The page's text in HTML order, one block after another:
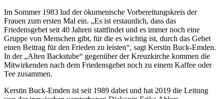
Im Sommer 1983 lud der ökumenische Vorbereitungskreis der
Frauen zum ersten Mal ein. „Es ist erstaunlich, dass das
Friedensgebet seit 40 Jahren stattfindet und es immer noch eine
Gruppe von Menschen gibt, für die es wichtig ist, durch das Gebet
einen Beitrag für den Frieden zu leisten“, sagt Kerstin Buck-Emden.
In der „Alten Backstube“ gegenüber der Kreuzkirche kommen die
Mitwirkenden nach dem Friedensgebet noch zu einem Kaffee oder
Tee zusammen.
Kerstin Buck-Emden ist seit 1989 dabei und hat 2019 die Leitung